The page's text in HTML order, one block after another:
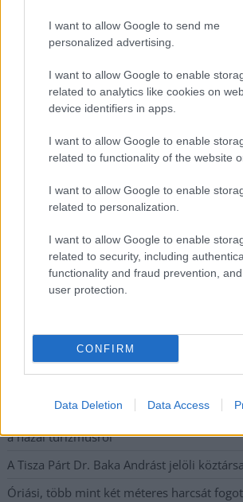
I want to allow Google to send me
personalized advertising.
I want to allow Google to enable
related to analytics like cookies on
device identifiers in apps.
I want to allow Google to enable
related to functionality of the website
I want to allow Google to enable
related to personalization.
I want to allow Google to enable
related to security, including
functionality and fraud prevention,
user protection.
CONFIRM
Data Deletion Data Access
Hírlevél
meg e-mail címét:
Megismertem és elfogadom a
GDPR-
Nem szeretne lemaradni semmiről? Csak egy
legfrissebb információkkal és exkluzív tartalmakkal
postaládájába érkezik!
Baka András egy hónapja még a Tiszától
a hazai turizmusról
A Tisza Párt Dr. Baka Andrást jelöli
Óriási, több mint két méteres harcsát